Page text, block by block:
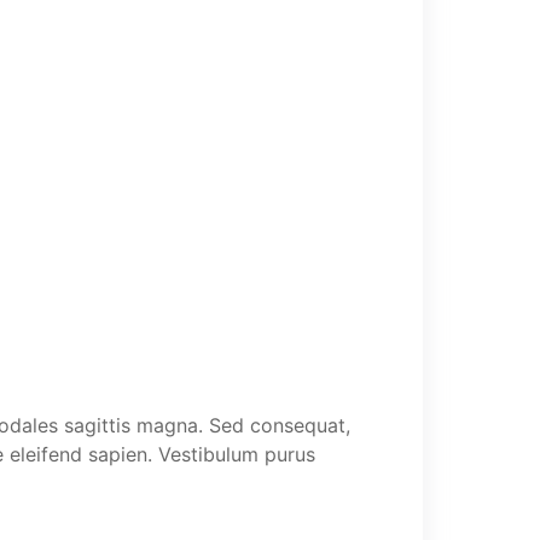
sagittis magna. Sed consequat,
sapien. Vestibulum purus